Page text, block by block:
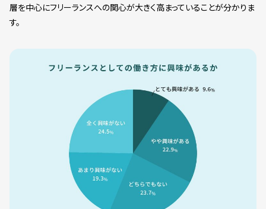
層を中心にフリーランスへの関心が大きく高まっていることが分かりま
す。